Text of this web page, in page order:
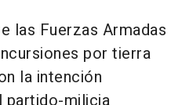
las Fuerzas Armadas
por tierra
la intención